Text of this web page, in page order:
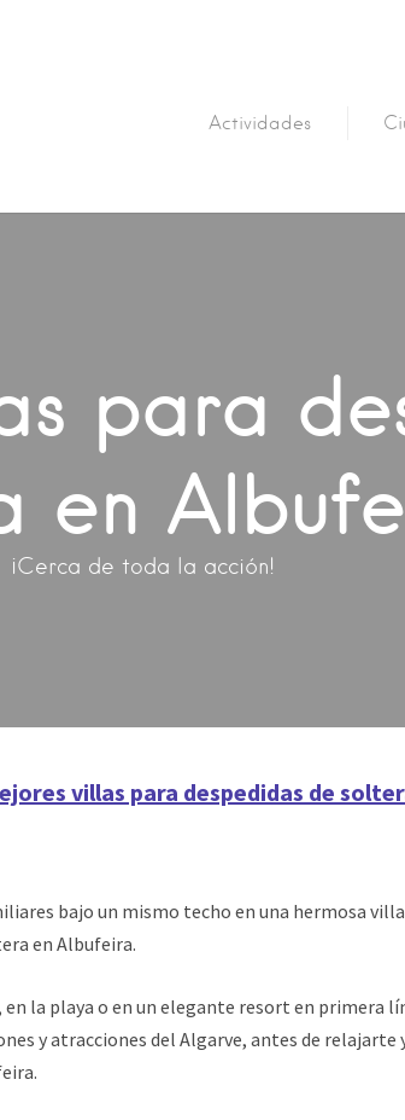
Actividades
para
en
¡Cerca de toda la acción!
villas para despedidas de
bajo un mismo techo en una hermosa
en Albufeira.
en la playa o en un elegante resort en primera
y atracciones del Algarve, antes de relajarte